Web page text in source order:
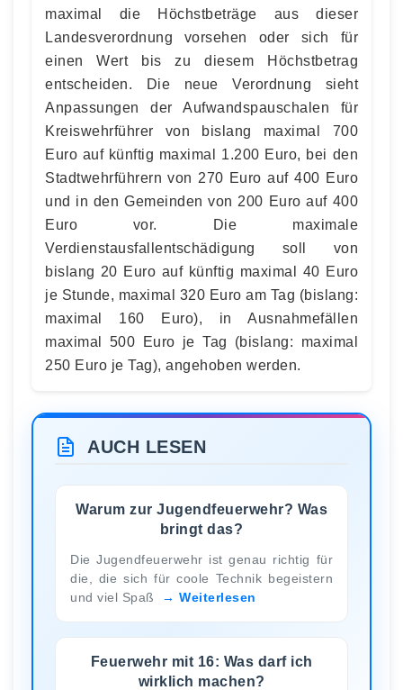
maximal die Höchstbeträge aus dieser
Landesverordnung vorsehen oder sich für
einen Wert bis zu diesem Höchstbetrag
entscheiden. Die neue Verordnung sieht
Anpassungen der Aufwandspauschalen für
Kreiswehrführer von bislang maximal 700
Euro auf künftig maximal 1.200 Euro, bei den
Stadtwehrführern von 270 Euro auf 400 Euro
und in den Gemeinden von 200 Euro auf 400
Euro vor. Die maximale
Verdienstausfallentschädigung soll von
bislang 20 Euro auf künftig maximal 40 Euro
je Stunde, maximal 320 Euro am Tag (bislang:
maximal 160 Euro), in Ausnahmefällen
maximal 500 Euro je Tag (bislang: maximal
250 Euro je Tag), angehoben werden.
AUCH LESEN
Warum zur Jugendfeuerwehr? Was
bringt das?
Die Jugendfeuerwehr ist genau richtig für
die, die sich für coole Technik begeistern
und viel Spaß
Weiterlesen
Feuerwehr mit 16: Was darf ich
wirklich machen?